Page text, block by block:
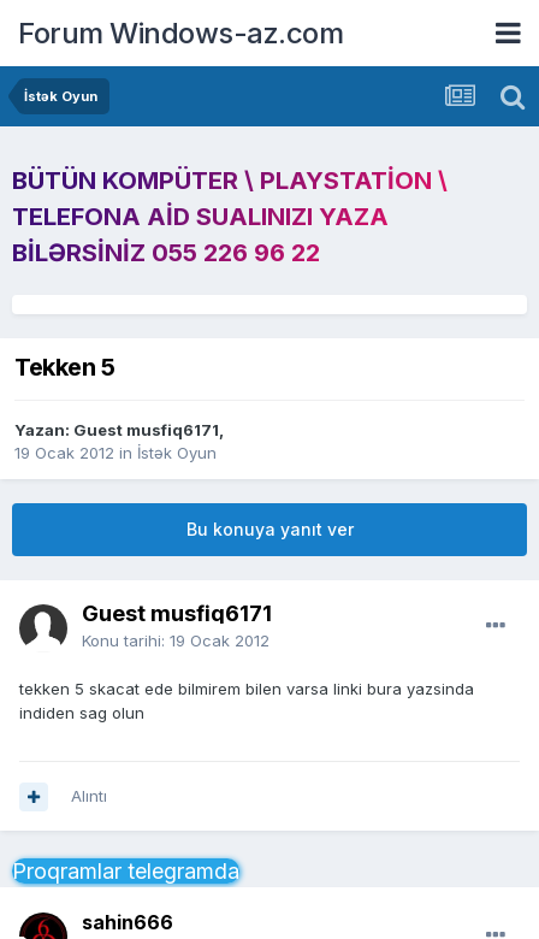
Forum Windows-az.com
İstək Oyun
BÜTÜN KOMPÜTER \ PLAYSTATION \
TELEFONA AID SUALINIZI YAZA
BILƏRSINIZ 055 226 96 22
Tekken 5
Yazan: Guest musfiq6171,
19 Ocak 2012 in İstək Oyun
Bu konuya yanıt ver
Guest musfiq6171
Konu tarihi: 19 Ocak 2012
tekken 5 skacat ede bilmirem bilen varsa linki bura yazsinda
indiden sag olun
Alıntı
Proqramlar telegramda
sahin666